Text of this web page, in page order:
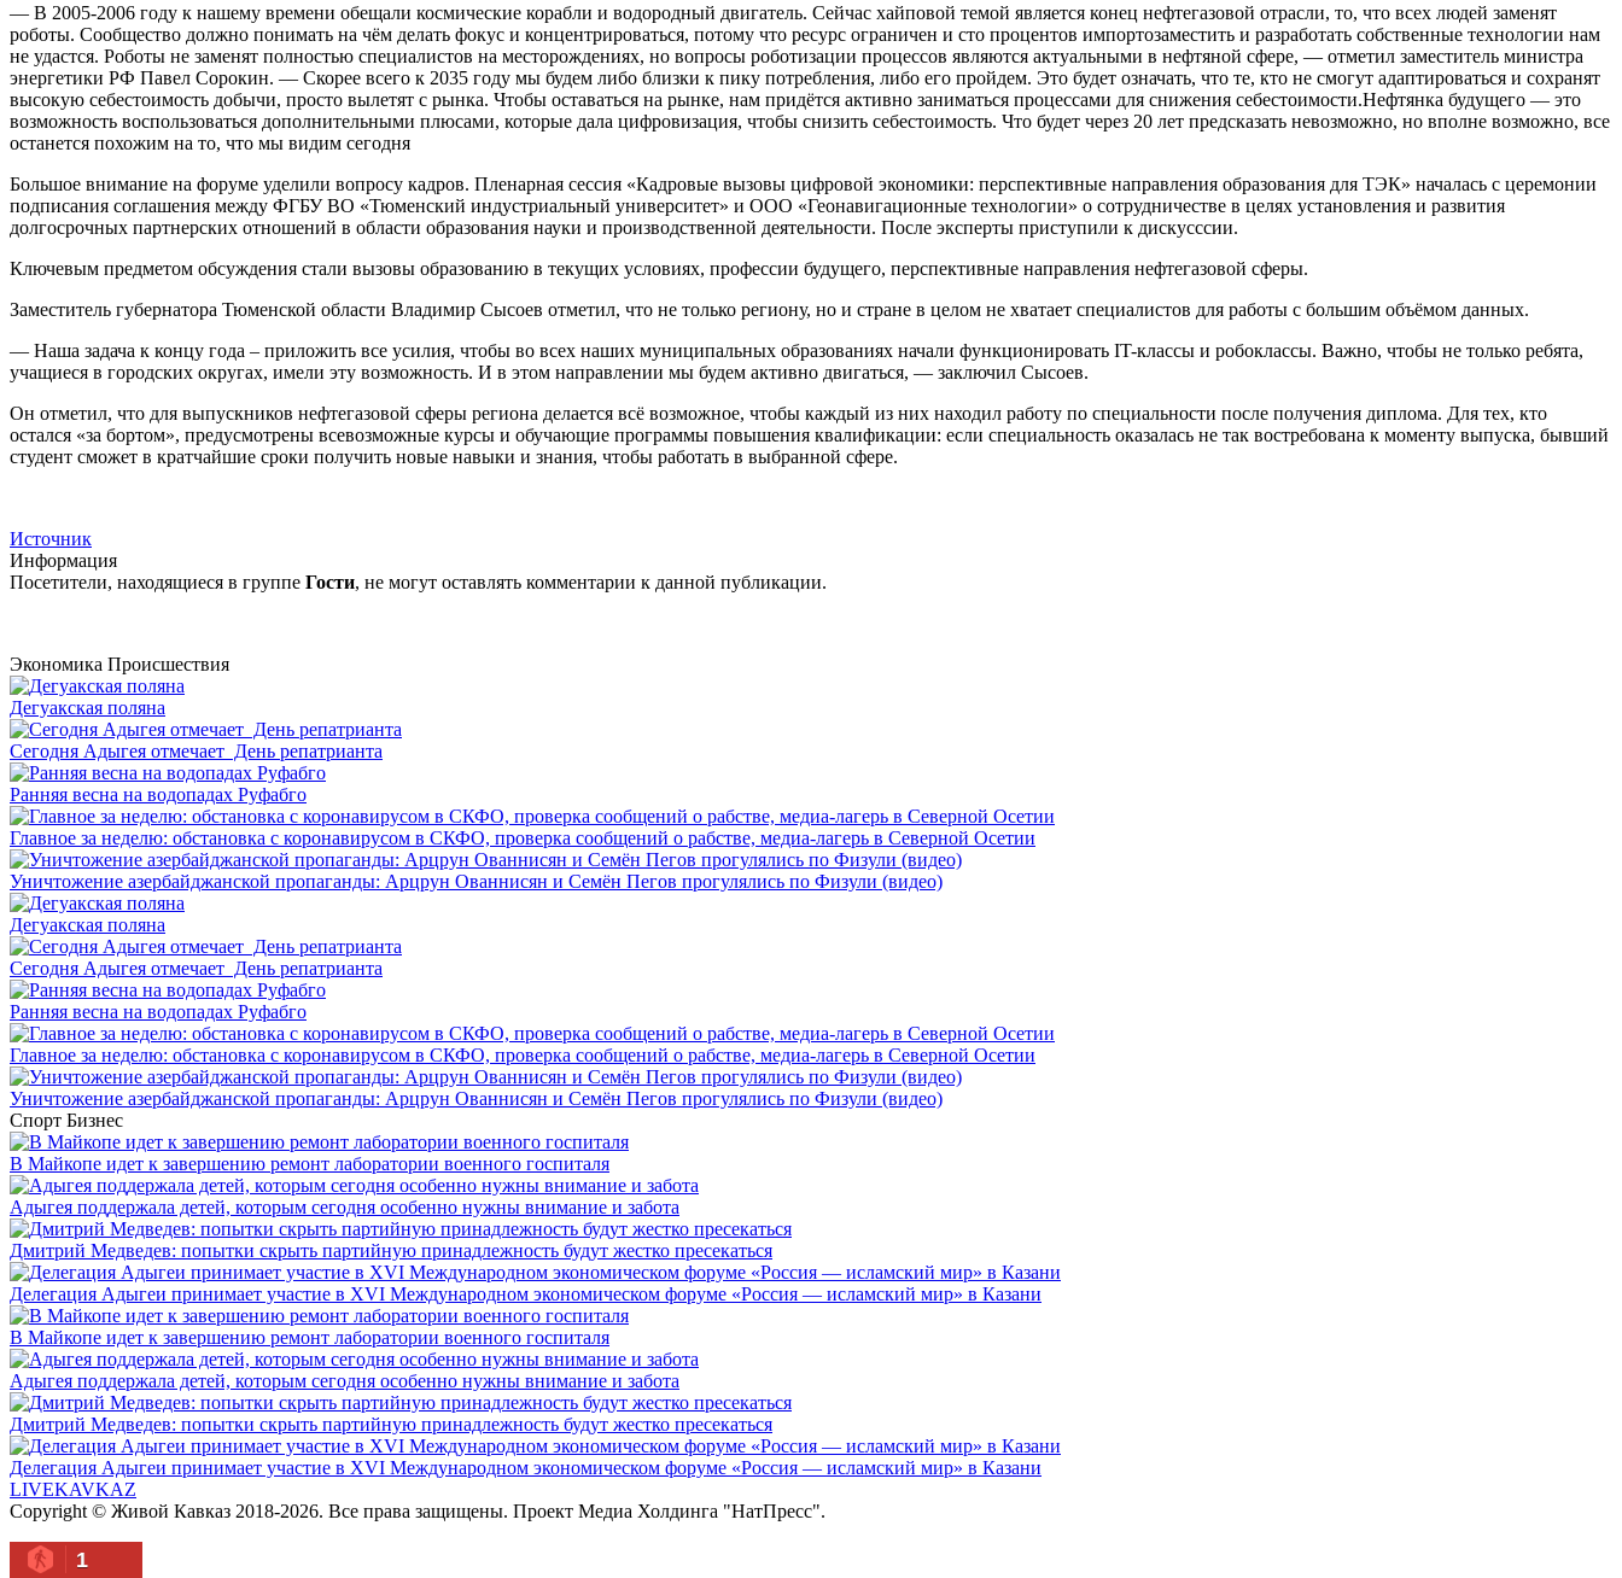
— В 2005-2006 году к нашему времени обещали космические корабли и водородный двигатель. Сейчас хайповой темой является конец нефтегазовой отрасли, то, что всех людей заменят
роботы. Сообщество должно понимать на чём делать фокус и концентрироваться, потому что ресурс ограничен и сто процентов импортозаместить и разработать собственные технологии нам
не удастся. Роботы не заменят полностью специалистов на месторождениях, но вопросы роботизации процессов являются актуальными в нефтяной сфере, — отметил заместитель министра
энергетики РФ Павел Сорокин. — Скорее всего к 2035 году мы будем либо близки к пику потребления, либо его пройдем. Это будет означать, что те, кто не смогут адаптироваться и сохранят
высокую себестоимость добычи, просто вылетят с рынка. Чтобы оставаться на рынке, нам придётся активно заниматься процессами для снижения себестоимости.Нефтянка будущего — это
возможность воспользоваться дополнительными плюсами, которые дала цифровизация, чтобы снизить себестоимость. Что будет через 20 лет предсказать невозможно, но вполне возможно, все
останется похожим на то, что мы видим сегодня
Большое внимание на форуме уделили вопросу кадров. Пленарная сессия «Кадровые вызовы цифровой экономики: перспективные направления образования для ТЭК» началась с церемонии
подписания соглашения между ФГБУ ВО «Тюменский индустриальный университет» и ООО «Геонавигационные технологии» о сотрудничестве в целях установления и развития
долгосрочных партнерских отношений в области образования науки и производственной деятельности. После эксперты приступили к дискусссии.
Ключевым предметом обсуждения стали вызовы образованию в текущих условиях, профессии будущего, перспективные направления нефтегазовой сферы.
Заместитель губернатора Тюменской области Владимир Сысоев отметил, что не только региону, но и стране в целом не хватает специалистов для работы с большим объёмом данных.
— Наша задача к концу года – приложить все усилия, чтобы во всех наших муниципальных образованиях начали функционировать IT-классы и робоклассы. Важно, чтобы не только ребята,
учащиеся в городских округах, имели эту возможность. И в этом направлении мы будем активно двигаться, — заключил Сысоев.
Он отметил, что для выпускников нефтегазовой сферы региона делается всё возможное, чтобы каждый из них находил работу по специальности после получения диплома. Для тех, кто
остался «за бортом», предусмотрены всевозможные курсы и обучающие программы повышения квалификации: если специальность оказалась не так востребована к моменту выпуска, бывший
студент сможет в кратчайшие сроки получить новые навыки и знания, чтобы работать в выбранной сфере.
Источник
Информация
Посетители, находящиеся в группе Гости, не могут оставлять комментарии к данной публикации.
Экономика Происшествия
Дегуакская поляна
Сегодня Адыгея отмечает День репатрианта
Ранняя весна на водопадах Руфабго
Главное за неделю: обстановка с коронавирусом в СКФО, проверка сообщений о рабстве, медиа-лагерь в Северной Осетии
Уничтожение азербайджанской пропаганды: Арцрун Ованнисян и Семён Пегов прогулялись по Физули (видео)
Дегуакская поляна
Сегодня Адыгея отмечает День репатрианта
Ранняя весна на водопадах Руфабго
Главное за неделю: обстановка с коронавирусом в СКФО, проверка сообщений о рабстве, медиа-лагерь в Северной Осетии
Уничтожение азербайджанской пропаганды: Арцрун Ованнисян и Семён Пегов прогулялись по Физули (видео)
Спорт Бизнес
В Майкопе идет к завершению ремонт лаборатории военного госпиталя
Адыгея поддержала детей, которым сегодня особенно нужны внимание и забота
Дмитрий Медведев: попытки скрыть партийную принадлежность будут жестко пресекаться
Делегация Адыгеи принимает участие в XVI Международном экономическом форуме «Россия — исламский мир» в Казани
В Майкопе идет к завершению ремонт лаборатории военного госпиталя
Адыгея поддержала детей, которым сегодня особенно нужны внимание и забота
Дмитрий Медведев: попытки скрыть партийную принадлежность будут жестко пресекаться
Делегация Адыгеи принимает участие в XVI Международном экономическом форуме «Россия — исламский мир» в Казани
LIVEKAVKAZ
Copyright © Живой Кавказ 2018-2026. Все права защищены. Проект Медиа Холдинга "НатПресс".
1